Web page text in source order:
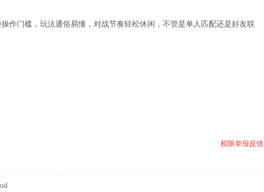
作门槛，玩法通俗易懂，对战节奏轻松休闲，不管是单人匹配还是好友联
权限举报反馈